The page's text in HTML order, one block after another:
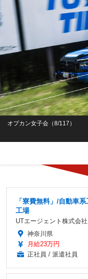
オプカン女子会（8/117）
「寮費無料」/自動車
工場
UTエージェント株式会社
神奈川県
月給23万円
正社員 / 派遣社員